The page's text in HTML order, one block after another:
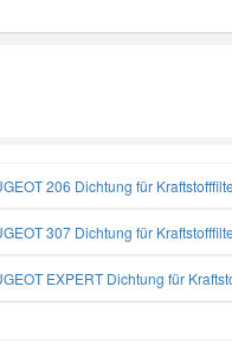
206 Dichtung für
307 Dichtung für
EXPERT Dichtung für